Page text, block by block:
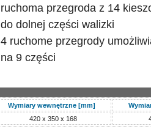
ruchoma przegroda z 14
do dolnej części walizki
4 ruchome przegrody
na 9 części
Wymiary wewnętrzne [mm]
420 x 350 x 168